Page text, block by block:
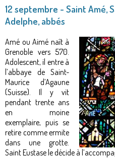
12 septembre - Saint Amé,
Adelphe, abbés
Amé ou Aimé naît à
Grenoble vers 570.
Adolescent, il entre à
l’abbaye de Saint-
Maurice d’Agaune
(Suisse). Il y vit
pendant trente ans
en moine
exemplaire, puis se
retire comme ermite
dans une grotte.
Saint Eustase le décide à